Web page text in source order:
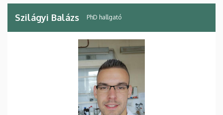
Szilágyi Balázs PhD hallgató